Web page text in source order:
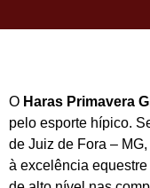
O Haras Primavera
pelo esporte hípico.
de Juiz de Fora –
à excelência